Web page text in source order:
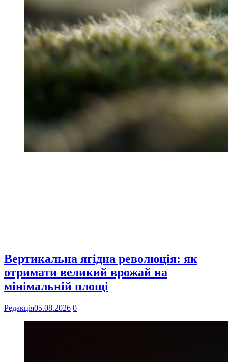
Вертикальна ягідна революція: як
отримати великий врожай на
мінімальній площі
Редакція05.08.2026 0